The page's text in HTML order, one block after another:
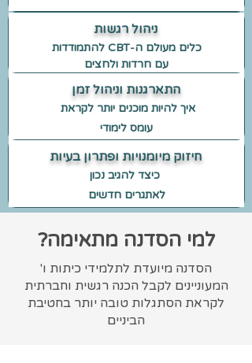
ניהול רגשות
כלים מעולם ה-CBT להתמודדות
עם חרדות ולחצים
התארגנות וניהול זמן
איך להיות מוכנים יותר לקראת
חיזוק מיומנויות ופתרון בעיות
לאתגרים חדשים
למי הסדנה מתאימה?
הסדנה מיועדת לתלמידי כיתות ו'
המעוניינים לקבל הכנה רגשית וחברתית
לקראת הסתגלות טובה יותר בחטיבת
הביניים